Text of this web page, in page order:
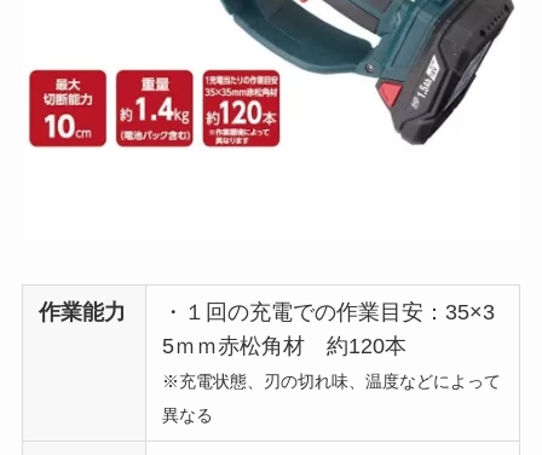
作業能力
・１回の充電での作業目安：35×3
5ｍｍ赤松角材 約120本
※充電状態、刃の切れ味、温度などによって
異なる